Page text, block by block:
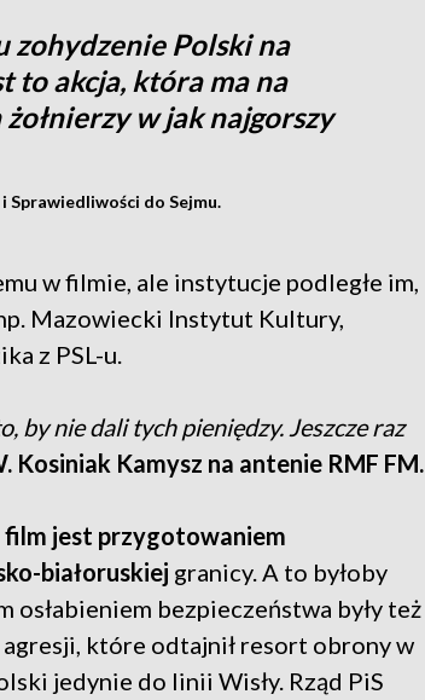
zohydzenie Polski na
to akcja, która ma na
w jak najgorszy
do Sejmu.
w filmie, ale instytucje podległe im,
Mazowiecki Instytut Kultury,
z PSL-u.
by nie dali tych pieniędzy. Jeszcze raz
Kosiniak Kamysz na antenie RMF FM.
film jest przygotowaniem
białoruskiej granicy. A to byłoby
osłabieniem bezpieczeństwa były też
które odtajnił resort obrony w
jedynie do linii Wisły. Rząd PiS